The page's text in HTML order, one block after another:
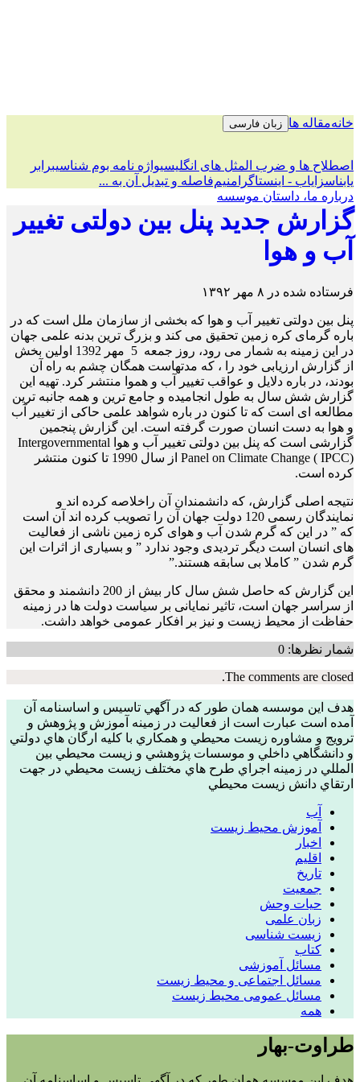
خانهمقاله ها زبان فارسی
اصطلاح ها و ضرب المثل های انگلیسیواژه نامه بوم شناسیبرابر
یابناسزایاب - اینستاگرامنیم‌فاصله و تبدیل آن به ...
درباره ما، داستان موسسه
گزارش جدید پنل بین دولتی تغییر
آب و هوا‎
فرستاده شده در ۸ مهر ۱۳۹۲
پنل بین دولتی تغییر آب و هوا که بخشی از سازمان ملل است که در
باره گرمای کره زمین تحقیق می کند و بزرگ ترین بدنه علمی جهان
در این زمینه به شمار می رود، روز جمعه 5 مهر 1392 اولین بخش
از گزارش ارزیابی خود را ، که مدتهاست همگان چشم به راه آن
بودند، در باره دلایل و عواقب تغییر آب و هموا منتشر کرد. تهیه این
گزارش شش سال به طول انجامیده و جامع ترین و همه جانبه ترین
مطالعه ای است که تا کنون در باره شواهد علمی حاکی از تغییر آب
و هوا به دست انسان صورت گرفته است. این گزارش پنجمین
گزارشی است که پنل بین دولتی تغییر آب و هوا Intergovernmental
Panel on Climate Change ( IPCC) از سال 1990 تا کنون منتشر
کرده است.
نتیجه اصلی گزارش، که دانشمندان آن راخلاصه کرده اند و
نمایندگان رسمی 120 دولت جهان آن را تصویب کرده اند آن است
که ” در این که گرم شدن آب و هوای کره زمین ناشی از فعالیت
های انسان است دیگر تردیدی وجود ندارد ” و بسیاری از اثرات این
گرم شدن ” کاملا بی سابقه هستند.”
این گزارش که حاصل شش سال کار بیش از 200 دانشمند و محقق
از سراسر جهان است، تاثیر نمایانی بر سیاست دولت ها در زمینه
حفاظت از محیط زیست و نیز بر افکار عمومی خواهد داشت.
شمار نظرها: 0
The comments are closed.
هدف اين موسسه همان طور که در آگهي تاسيس و اساسنامه آن
آمده است عبارت است از فعاليت در زمينه آموزش و پژوهش و
ترويج و مشاوره زيست محيطي و همکاري با کليه ارگان هاي دولتي
و دانشگاهي داخلي و موسسات پژوهشي و زيست محيطي بين
المللي در زمينه اجراي طرح هاي مختلف زيست محيطي در جهت
ارتقاي دانش زيست محيطي
آب
آموزش محیط زیست
اخبار
اقلیم
تاریخ
جمعیت
حیات وحش
زبان علمی
زیست شناسی
کتاب
مسائل آموزشی
مسائل اجتماعی و محیط زیست
مسائل عمومی محیط زیست
همه
طراوت-بهار